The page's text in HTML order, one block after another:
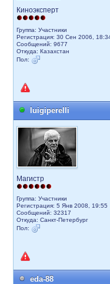
Киноэксперт
Группа: Участники
Регистрация: 30 Сен 2006,
Сообщений: 9677
Откуда: Казахстан
Пол:
luigiperelli
Магистр
Группа: Участники
Регистрация: 5 Янв 2008, 19:55
Сообщений: 32317
Откуда: Санкт-Петербург
Пол:
eda-88